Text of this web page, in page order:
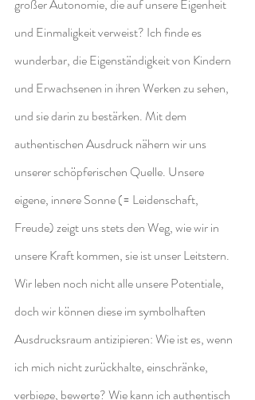
großer Autonomie, die auf unsere Eigenheit
und Einmaligkeit verweist? Ich finde es
wunderbar, die Eigenständigkeit von Kindern
und Erwachsenen in ihren Werken zu sehen,
und sie darin zu bestärken. Mit dem
authentischen Ausdruck nähern wir uns
unserer schöpferischen Quelle. Unsere
eigene, innere Sonne (= Leidenschaft,
Freude) zeigt uns stets den Weg, wie wir in
unsere Kraft kommen, sie ist unser Leitstern.
Wir leben noch nicht alle unsere Potentiale,
doch wir können diese im symbolhaften
Ausdrucksraum antizipieren: Wie ist es, wenn
ich mich nicht zurückhalte, einschränke,
verbiege, bewerte? Wie kann ich authentisch